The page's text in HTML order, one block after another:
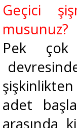
Geçici
musunuz?
Pek
adet
arasında